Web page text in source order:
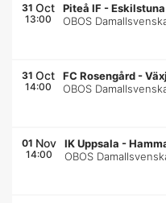
31 Oct
13:00
Piteå IF -
OBOS
31 Oct
14:00
FC Rosengård -
OBOS
01 Nov
14:00
IK Uppsala -
OBOS